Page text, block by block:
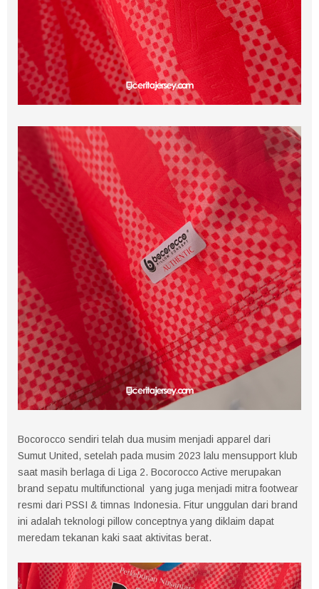
Bocorocco sendiri telah dua musim menjadi apparel dari
Sumut United, setelah pada musim 2023 lalu mensupport klub
saat masih berlaga di Liga 2. Bocorocco Active merupakan
brand sepatu multifunctional yang juga menjadi mitra footwear
resmi dari PSSI & timnas Indonesia. Fitur unggulan dari brand
ini adalah teknologi pillow conceptnya yang diklaim dapat
meredam tekanan kaki saat aktivitas berat.